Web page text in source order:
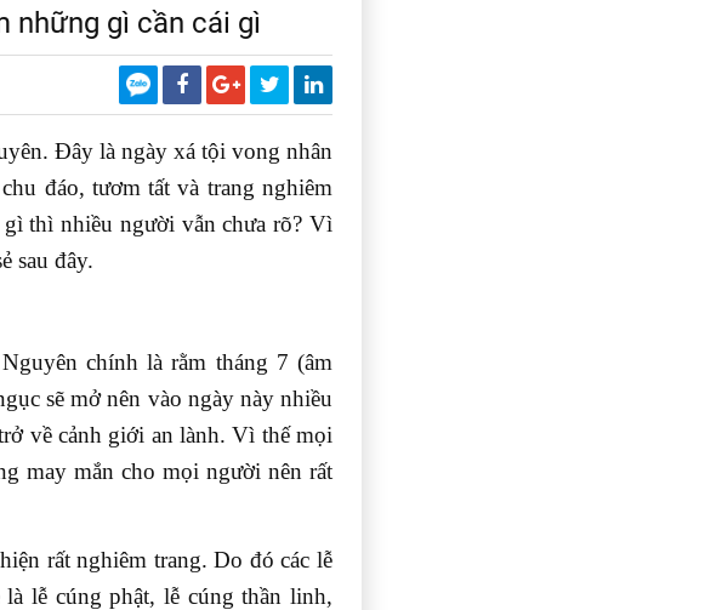
những gì cần cái gì
Đây là ngày xá tội vong nhân
đáo, tươm tất và trang nghiêm
thì nhiều người vẫn chưa rõ? Vì
sau đây.
chính là rằm tháng 7 (âm
sẽ mở nên vào ngày này nhiều
về cảnh giới an lành. Vì thế mọi
may mắn cho mọi người nên rất
rất nghiêm trang. Do đó các lễ
lễ cúng phật, lễ cúng thần linh,